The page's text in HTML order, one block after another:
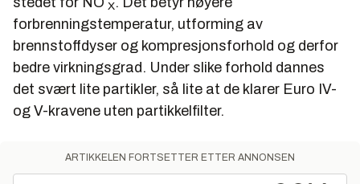
X
forbrenningstemperatur, utforming av
brennstoffdyser og kompresjonsforhold og derfor
bedre virkningsgrad. Under slike forhold dannes
det svært lite partikler, så lite at de klarer Euro IV-
og V-kravene uten partikkelfilter.
ARTIKKELEN FORTSETTER ETTER ANNONSEN